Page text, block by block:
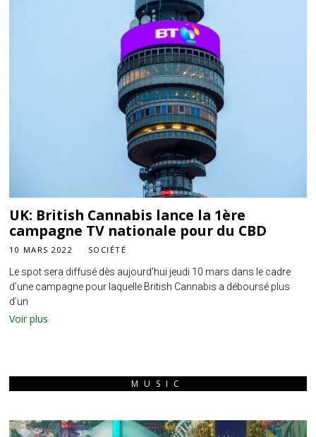
UK: British Cannabis lance la 1ère
campagne TV nationale pour du CBD
10 MARS 2022 SOCIÉTÉ
Le spot sera diffusé dès aujourd’hui jeudi 10 mars dans le cadre
d’une campagne pour laquelle British Cannabis a déboursé plus
d’un
Voir plus
MUSIC